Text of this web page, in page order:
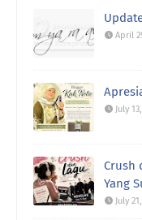
April
July
Crush
Yang
July